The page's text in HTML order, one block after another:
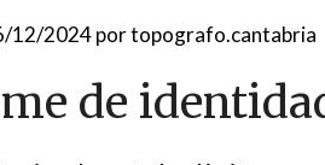
12/2024portopografo.cantabria
de